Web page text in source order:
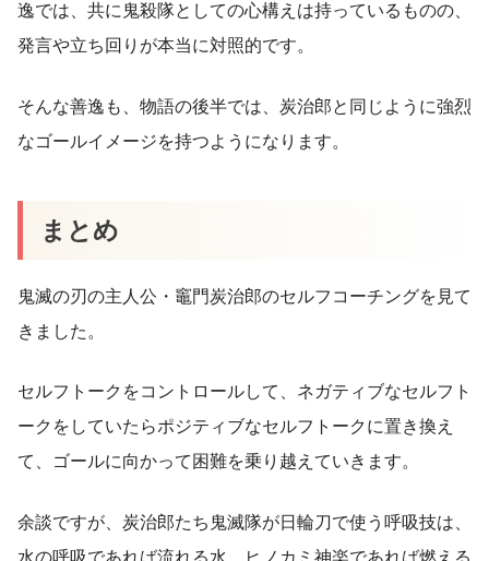
逸では、共に鬼殺隊としての心構えは持っているものの、
発言や立ち回りが本当に対照的です。
そんな善逸も、物語の後半では、炭治郎と同じように強烈
なゴールイメージを持つようになります。
まとめ
鬼滅の刃の主人公・竈門炭治郎のセルフコーチングを見て
きました。
セルフトークをコントロールして、ネガティブなセルフト
ークをしていたらポジティブなセルフトークに置き換え
て、ゴールに向かって困難を乗り越えていきます。
余談ですが、炭治郎たち鬼滅隊が日輪刀で使う呼吸技は、
水の呼吸であれば流れる水、ヒノカミ神楽であれば燃える